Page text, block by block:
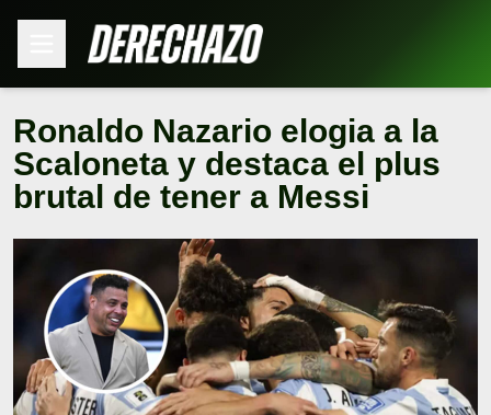
Ronaldo Nazario elogia a la
Scaloneta y destaca el plus
brutal de tener a Messi